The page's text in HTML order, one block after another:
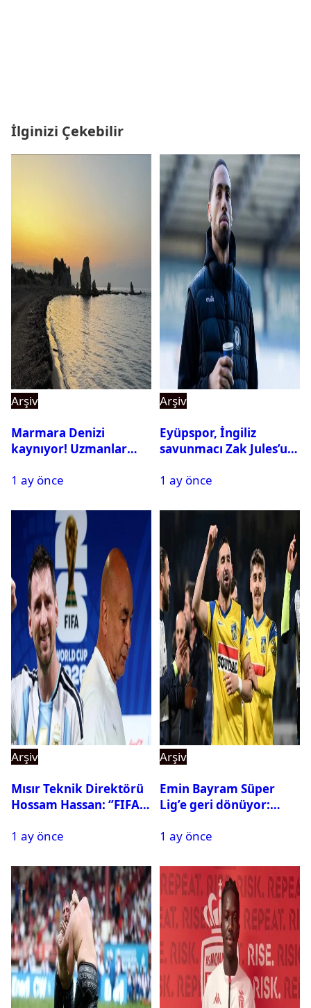
İlginizi Çekebilir
Arşiv
Marmara Denizi
kaynıyor! Uzmanlar
1 ay önce
Arşiv
Eyüpspor, İngiliz
savunmacı Zak Jules’u
1 ay önce
Arşiv
Mısır Teknik Direktörü
Hossam Hassan: ‘’FIFA,
istemiyor’’
1 ay önce
Arşiv
Emin Bayram Süper
Lig’e geri dönüyor:
1 ay önce